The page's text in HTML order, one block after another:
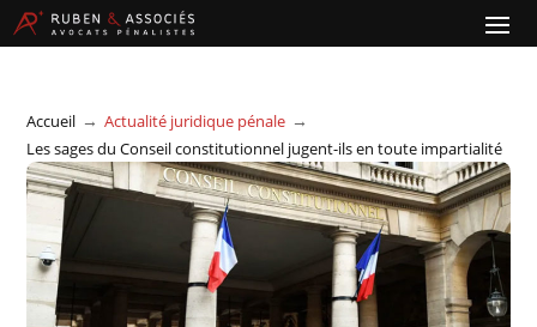
Accueil → Actualité juridique pénale →
Les sages du Conseil constitutionnel jugent-ils en toute impartialité
?